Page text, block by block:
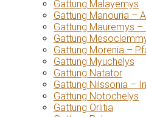
Gattung Malayemys
Gattung Manouria –
Gattung Mauremys
Gattung
Gattung Morenia –
Gattung Myuchelys
Gattung Natator
Gattung Nilssonia –
Gattung Notochelys
Gattung Orlitia